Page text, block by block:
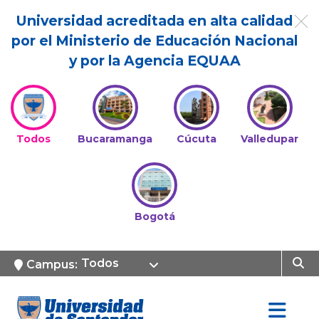
Universidad acreditada en alta calidad
por el Ministerio de Educación Nacional
y por la Agencia EQUAA
Todos Bucaramanga Cúcuta Valledupar
Bogotá
Campus: Todos